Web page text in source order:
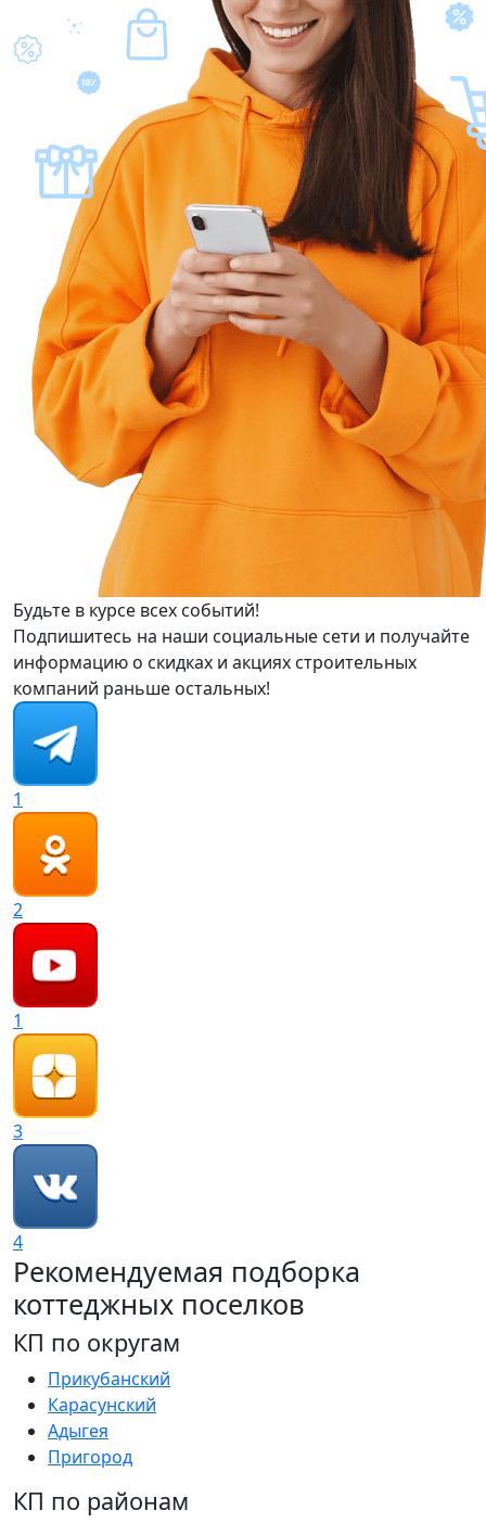
Будьте в курсе всех событий!
Подпишитесь на наши социальные сети и получайте
информацию о скидках и акциях строительных
компаний раньше остальных!
1
2
1
3
4
Рекомендуемая подборка
коттеджных поселков
КП по округам
Прикубанский
Карасунский
Адыгея
Пригород
КП по районам